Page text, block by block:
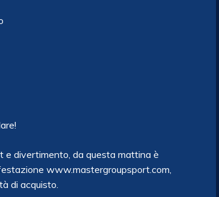
e divertimento, da questa mattina è
www.mastergroupsport.com,
di acquisto.